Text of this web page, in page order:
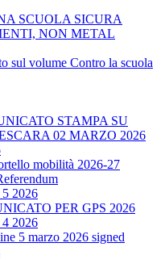
SCUOLA SICURA
NON METAL
sul volume Contro la scuola
STAMPA SU
02 MARZO 2026
mobilità 2026-27
2026
PER GPS 2026
2026
5 marzo 2026 signed